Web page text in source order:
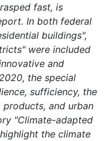
fast, is
In both federal
buildings",
were included
and
the special
sufficiency, the
and urban
"Climate-adapted
the climate